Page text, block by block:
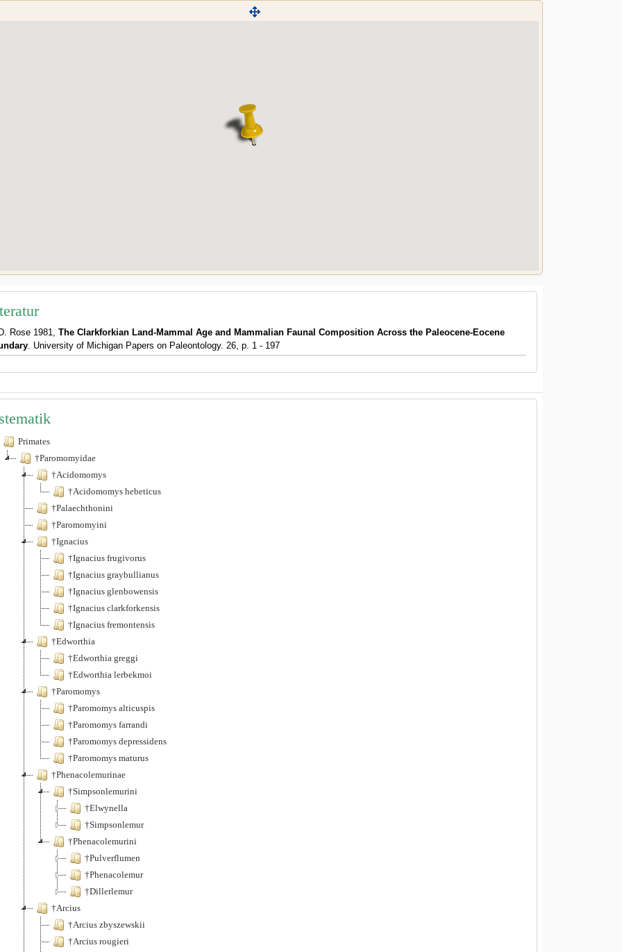
Rose 1981, The Clarkforkian Land-Mammal Age and Mammalian Faunal Composition Across the Paleocene-Eocene
. University of Michigan Papers on Paleontology. 26, p. 1 - 197
Primates
†Paromomyidae
†Acidomomys
†Acidomomys hebeticus
†Palaechthonini
†Paromomyini
†Ignacius
†Ignacius frugivorus
†Ignacius graybullianus
†Ignacius glenbowensis
†Ignacius clarkforkensis
†Ignacius fremontensis
†Edworthia
†Edworthia greggi
†Edworthia lerbekmoi
†Paromomys
†Paromomys alticuspis
†Paromomys farrandi
†Paromomys depressidens
†Paromomys maturus
†Phenacolemurinae
†Simpsonlemurini
†Elwynella
†Simpsonlemur
†Phenacolemurini
†Pulverflumen
†Phenacolemur
†Dillerlemur
†Arcius
†Arcius zbyszewskii
†Arcius rougieri